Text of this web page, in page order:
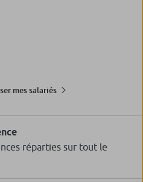
mes salariés
réparties sur tout le